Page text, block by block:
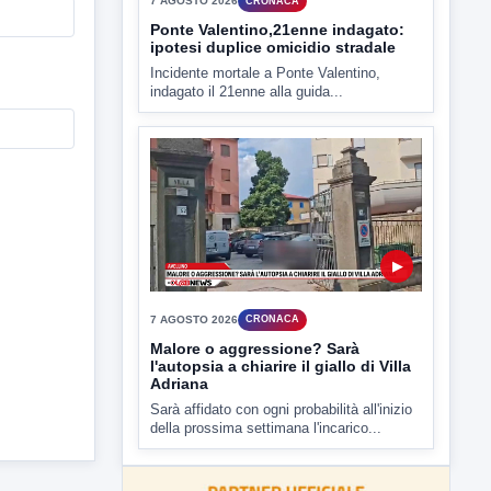
▶
Ponte Valentino,21enne indagato:
ipotesi duplice omicidio stradale
Incidente mortale a Ponte Valentino,
indagato il 21enne alla guida...
7 AGOSTO 2026
Malore o aggressione? Sarà
l'autopsia a chiarire il giallo di Villa
Adriana